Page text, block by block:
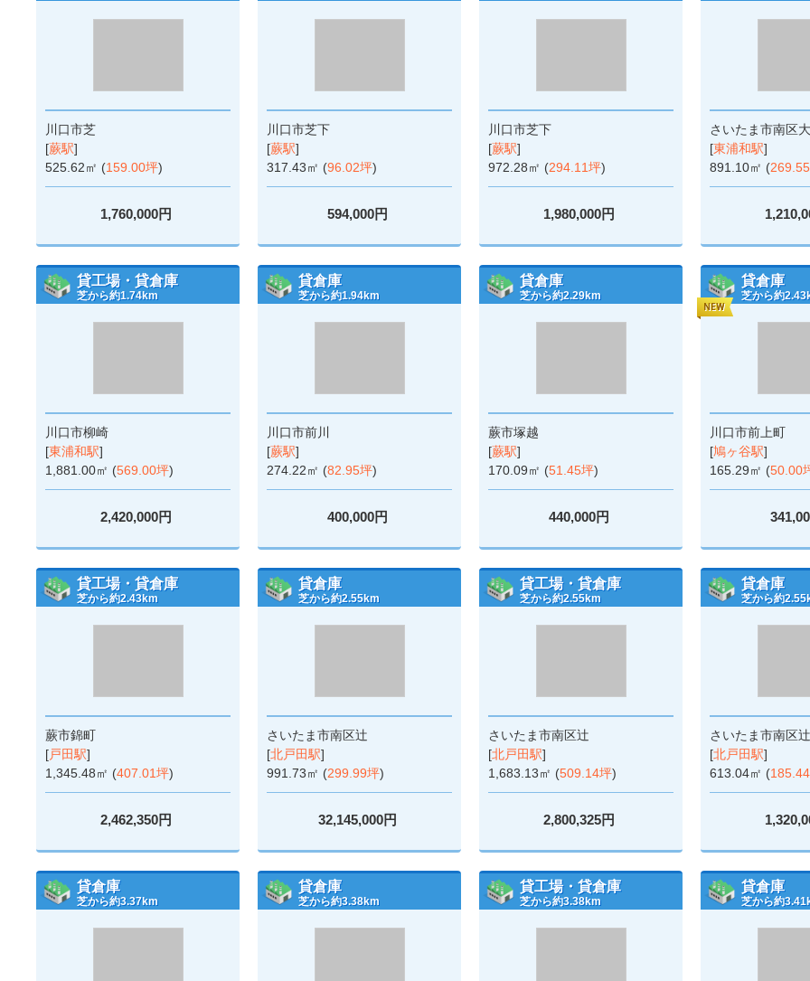
川口市芝
[蕨駅]
525.62㎡ (159.00坪)
1,760,000円
川口市芝下
[蕨駅]
317.43㎡ (96.02坪)
594,000円
川口市芝下
[蕨駅]
972.28㎡ (294.11坪)
1,980,000円
さいたま市南区
[東浦和駅]
891.10㎡ (
貸工場・貸倉庫
芝から約1.74km
川口市柳崎
[東浦和駅]
1,881.00㎡ (569.00坪)
2,420,000円
貸倉庫
芝から約1.94km
川口市前川
[蕨駅]
274.22㎡ (82.95坪)
400,000円
貸倉庫
芝から約2.29km
蕨市塚越
[蕨駅]
170.09㎡ (51.45坪)
440,000円
貸倉庫
芝から約
川口市前上町
[鳩ヶ谷駅]
165.29㎡ (50.00
貸工場・貸倉庫
芝から約2.43km
蕨市錦町
[戸田駅]
1,345.48㎡ (407.01坪)
2,462,350円
貸倉庫
芝から約2.55km
さいたま市南区辻
[北戸田駅]
991.73㎡ (299.99坪)
32,145,000円
貸工場・貸倉庫
芝から約2.55km
さいたま市南区辻
[北戸田駅]
1,683.13㎡ (509.14坪)
2,800,325円
貸倉庫
芝から約
さいたま市南区辻
[北戸田駅]
613.04㎡ (
貸倉庫
芝から約3.37km
貸倉庫
芝から約3.38km
貸工場・貸倉庫
芝から約3.38km
貸倉庫
芝から約